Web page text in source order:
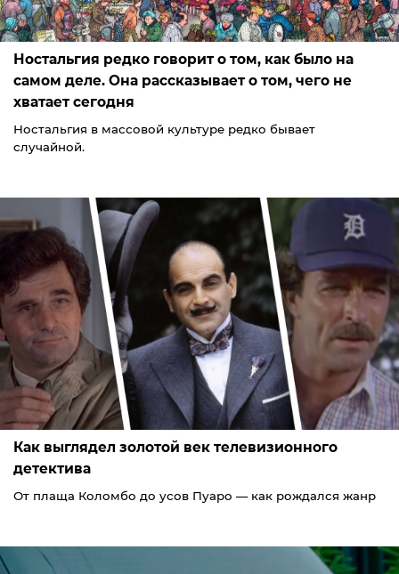
Ностальгия редко говорит о том, как было на
самом деле. Она рассказывает о том, чего не
хватает сегодня
Ностальгия в массовой культуре редко бывает
случайной.
Как выглядел золотой век телевизионного
детектива
От плаща Коломбо до усов Пуаро — как рождался жанр